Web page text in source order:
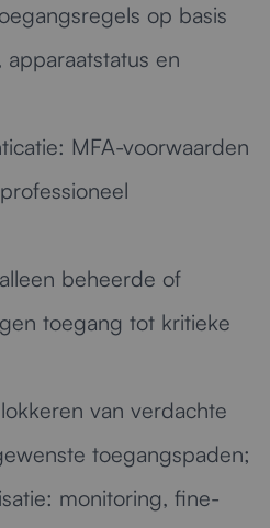
op basis
en
MFA-voorwaarden
alleen beheerde of
toegang tot kritieke
van verdachte
toegangspaden;
monitoring, fine-